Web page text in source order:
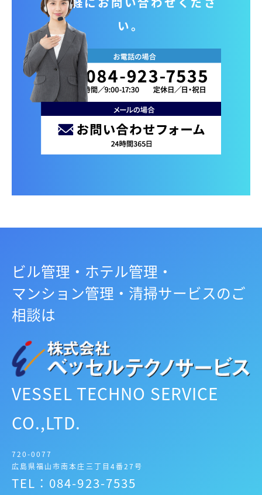
い。
ビル管理・ホテル管理・
マンション管理・清掃サービスのご
相談は
VESSEL TECHNO SERVICE
CO.,LTD.
720-0077
広島県福山市南本庄三丁目4番27号
TEL：084-923-7535